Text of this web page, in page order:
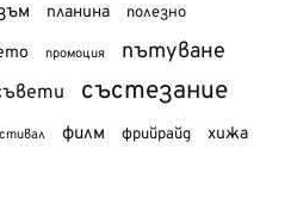
планина полезно
промоция пътуване
състезание
филм фрийрайд хижа